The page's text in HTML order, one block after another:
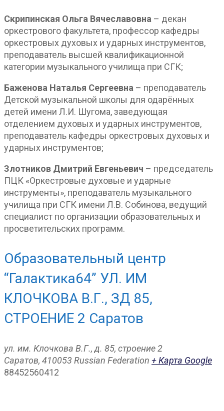
Скрипинская Ольга Вячеславовна – декан
оркестрового факультета, профессор кафедры
оркестровых духовых и ударных инструментов,
преподаватель высшей квалификационной
категории музыкального училища при СГК;
Баженова Наталья Сергеевна – преподаватель
Детской музыкальной школы для одарённых
детей имени Л.И. Шугома, заведующая
отделением духовых и ударных инструментов,
преподаватель кафедры оркестровых духовых и
ударных инструментов;
Злотников Дмитрий Евгеньевич – председатель
ПЦК «Оркестровые духовые и ударные
инструменты», преподаватель музыкального
училища при СГК имени Л.В. Собинова, ведущий
специалист по организации образовательных и
просветительских программ.
Образовательный центр
“Галактика64” УЛ. ИМ
КЛОЧКОВА В.Г., ЗД 85,
СТРОЕНИЕ 2 Саратов
ул. им. Клочкова В.Г., д. 85, строение 2
Саратов, 410053 Russian Federation + Карта Google
88452560412